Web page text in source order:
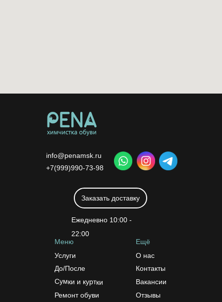
Заказать доставку
Меню
Услуги
До/После
Сумки и куртки
Ремонт обуви
Контакты
О нас
Вакансии
Отзывы
Ещё
Ежедневно 10:00 -
22:00
info@penamsk.ru
+7(999)990-73-98